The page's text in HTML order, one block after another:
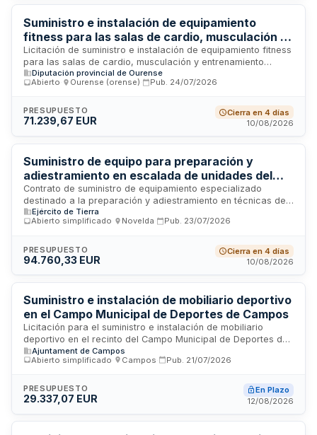
plazo máximo de veinticuatro horas laborables ante
cualquier incidencia.
Suministro e instalación de equipamiento
fitness para las salas de cardio, musculación y
entrenamiento híbrido del Pazo de los Deportes
Paco Paz de Ourense
Licitación de suministro e instalación de equipamiento fitness
para las salas de cardio, musculación y entrenamiento
híbrido del Pazo de los Deportes Paco Paz de Ourense. El
contrato comprende la adquisición de máquinas con
descarga, montaje e instalación en las instalaciones
deportivas, así como formación básica presencial de tres
contratante. El plazo máximo de ejecución se establece en
cuarenta y cinco días naturales desde la formalización del
contrato.
Diputación provincial de Ourense
Abierto
Ourense (orense) Pub. 24/07/2026
PRESUPUESTO
71.239,67 EUR
Cierra en 4 días
10/08/2026
Suministro de equipo para preparación y
adiestramiento en escalada de unidades del
MOE
Contrato de suministro de equipamiento especializado
destinado a la preparación y adiestramiento en técnicas de
escalada para las unidades del Ministerio de Defensa. La
Junta de Administración y Entidades de Fuerzas Armadas
abierto simplificado, requiriendo del contratista el
cumplimiento de normativas técnicas específicas,
muestras previas a la adjudicación.
Ejército de Tierra
Abierto simplificado
Novelda Pub. 23/07/2026
PRESUPUESTO
94.760,33 EUR
Cierra en 4 días
10/08/2026
Suministro e instalación de mobiliario deportivo
en el Campo Municipal de Deportes de Campos
Licitación para el suministro e instalación de mobiliario
deportivo en el recinto del Campo Municipal de Deportes de
Campos. El contratista adjudicatario deberá ejecutar los
trabajos de acuerdo con la memoria valorada y normativa
organitzativa y profesional necesaria. Los trabajos se
entregarán completamente acabados, en correcto estado
ejecución es de sesenta días.
Ajuntament de Campos
Abierto simplificado
Campos Pub. 21/07/2026
PRESUPUESTO
29.337,07 EUR
En Plazo
12/08/2026